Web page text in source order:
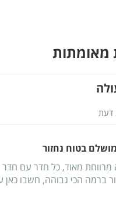
מאומתות
דעת
בטוח נחזור
מרווחת מאוד, כל חדר עם
ברמה הכי גבוהה, חשבו כאן